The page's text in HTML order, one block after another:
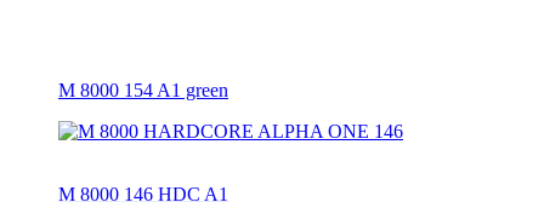
M 8000 154 A1 green
M 8000 146 HDC A1